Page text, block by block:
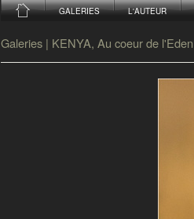
GALERIES L'AUTEUR
Galeries | KENYA, Au coeur de l'Eden